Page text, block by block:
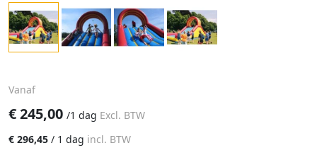
Vanaf
€245,00 /1 dag Excl. BTW
€ 296,45 / 1 dag incl. BTW